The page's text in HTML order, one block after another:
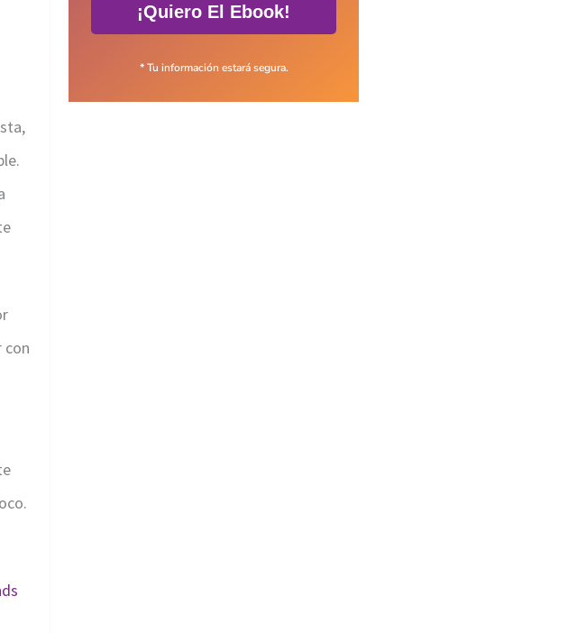
con
¡Quiero El Ebook!
* Tu información estará segura.